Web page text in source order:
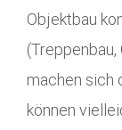
Objektbau
machen sich
können